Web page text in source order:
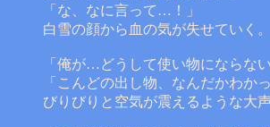
「な、なに言って…！」
白雪の顔から血の気が失せていく。
「俺が…どうして使い物にならな
「こんどの出し物、なんだかわか
びりびりと空気が震えるような大